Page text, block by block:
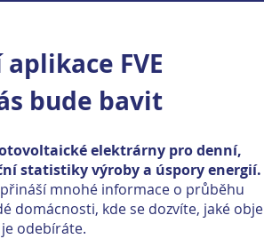
FVE
bude bavit
elektrárny pro denní,
statistiky výroby a úspory energií.
mnohé informace o průběhu
domácnosti, kde se dozvíte, jaké
odebíráte.